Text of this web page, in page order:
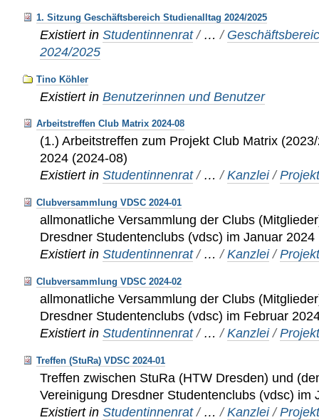
1. Sitzung Geschäftsbereich Studienalltag 2024/2025
Existiert in Studentinnenrat / …/
2024/2025
Tino Köhler
Existiert in Benutzerinnen und Benutzer
Arbeitstreffen Club Matrix 2024-08
(1.) Arbeitstreffen zum Projekt Club Matrix
2024 (2024-08)
Existiert in Studentinnenrat / …/Kanzlei /
Clubversammlung VDSC 2024-01
allmonatliche Versammlung der Clubs
Dresdner Studentenclubs (vdsc) im Januar 2024
Existiert in Studentinnenrat / …/Kanzlei /
Clubversammlung VDSC 2024-02
allmonatliche Versammlung der Clubs
Dresdner Studentenclubs (vdsc) im Februar
Existiert in Studentinnenrat / …/Kanzlei /
Treffen (StuRa) VDSC 2024-01
Treffen zwischen StuRa (HTW Dresden) und
Vereinigung Dresdner Studentenclubs (vdsc) im
Existiert in Studentinnenrat / …/Kanzlei /